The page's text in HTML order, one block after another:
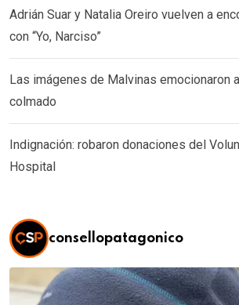
Adrián Suar y Natalia Oreiro vuelven a
con “Yo, Narciso”
Las imágenes de Malvinas emocionaron
colmado
Indignación: robaron donaciones del
Hospital
consellopatagonico